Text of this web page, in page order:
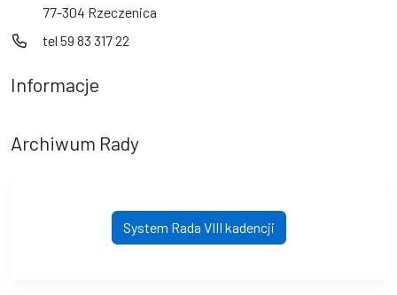
77-304 Rzeczenica
tel 59 83 317 22
Informacje
Archiwum Rady
System Rada VIII kadencji